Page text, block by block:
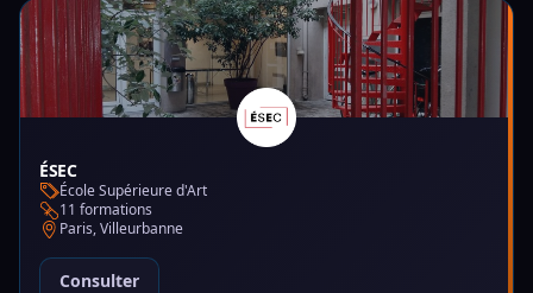
ÉSEC
École Supérieure d'Art
11 formations
Paris, Villeurbanne
Consulter